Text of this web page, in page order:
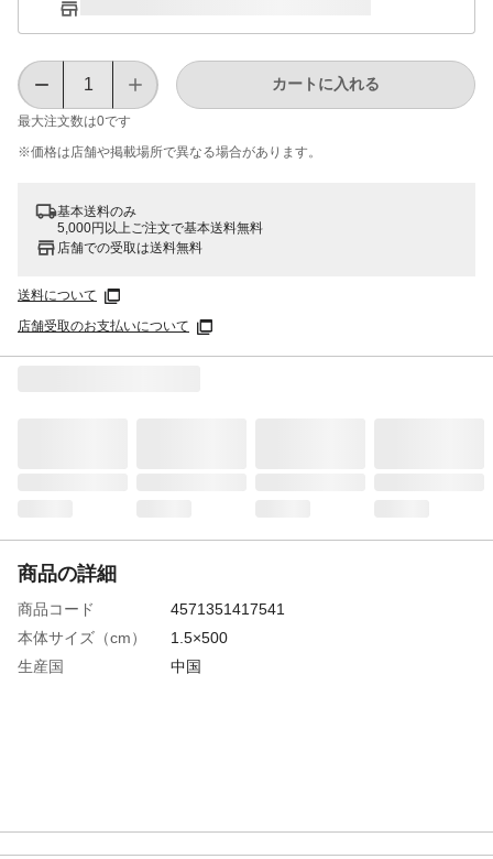
最大注文数は0です
カートに入れる
※価格は​店舗や​掲載場所で​異なる​場合が​あります。
基本送料のみ
5,000円以上ご注文で基本送料無料
店舗での受取は送料無料
送料について
店舗受取のお支払いについて
商品の詳細
商品コード
4571351417541
本体サイズ（cm）
1.5×500
生産国
中国